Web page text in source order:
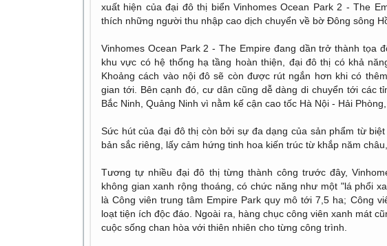
xuất hiện của đại đô thị biển Vinhomes Ocean Park 2 - The
thích những người thu nhập cao dịch chuyển về bờ Đông sông
Vinhomes Ocean Park 2 - The Empire đang dần trở thành tọa
khu vực có hệ thống hạ tầng hoàn thiện, đại đô thị có khả
Khoảng cách vào nội đô sẽ còn được rút ngắn hơn khi có
gian tới. Bên cạnh đó, cư dân cũng dễ dàng di chuyển tới các
Bắc Ninh, Quảng Ninh vì nằm kế cận cao tốc Hà Nội - Hải
Sức hút của đại đô thị còn bởi sự đa dạng của sản phẩm từ
bản sắc riêng, lấy cảm hứng tinh hoa kiến trúc từ khắp năm
Tương tự nhiều đại đô thị từng thành công trước đây,
không gian xanh rộng thoáng, có chức năng như một "lá phổi
là Công viên trung tâm Empire Park quy mô tới 7,5 ha; Công
loạt tiện ích độc đáo. Ngoài ra, hàng chục công viên xanh mát
cuộc sống chan hòa với thiên nhiên cho từng công trình.